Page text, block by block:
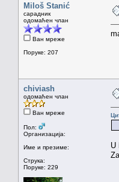
Miloš Stanić
сарадник
одомаћен члан
Ван мреже
Поруке: 207
chiviash
одомаћен члан
Ван мреже
Пол:
Организација:
Име и презиме:
Струка:
Поруке: 229
U